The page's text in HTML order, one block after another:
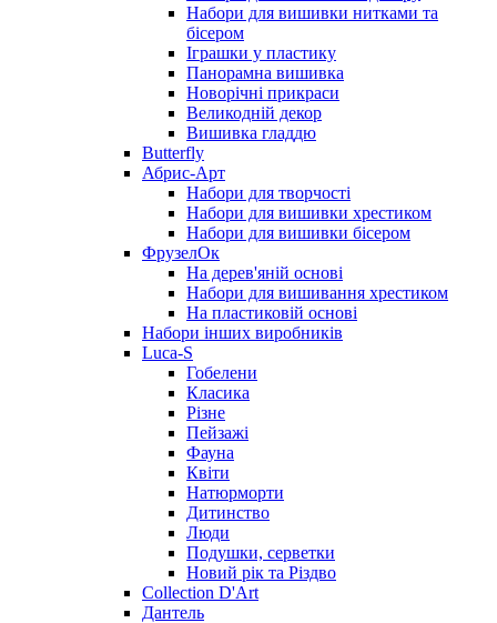
Набори для вишивки нитками та
бісером
Іграшки у пластику
Панорамна вишивка
Новорічні прикраси
Великодній декор
Вишивка гладдю
Butterfly
Абрис-Арт
Набори для творчості
Набори для вишивки хрестиком
Набори для вишивки бісером
ФрузелОк
На дерев'яній основі
Набори для вишивання хрестиком
На пластиковій основі
Набори інших виробників
Luca-S
Гобелени
Класика
Різне
Пейзажі
Фауна
Квіти
Натюрморти
Дитинство
Люди
Подушки, серветки
Новий рік та Різдво
Collection D'Art
Дантель